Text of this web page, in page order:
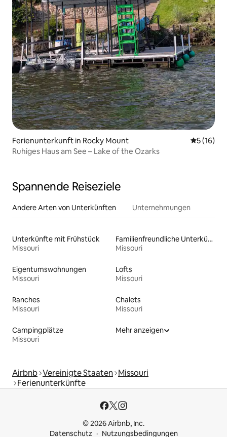
Ferienunterkunft in Rocky Mount
5 (16)
Ruhiges Haus am See – Lake of the Ozarks
Spannende Reiseziele
Andere Arten von Unterkünften Unternehmungen
Unterkünfte mit Frühstück
Missouri
Familienfreundliche Unterkünfte
Missouri
Eigentumswohnungen
Missouri
Lofts
Missouri
Ranches
Missouri
Chalets
Missouri
Campingplätze
Missouri
Mehr anzeigen
Airbnb Vereinigte Staaten Missouri
Ferienunterkünfte
© 2026 Airbnb, Inc.
Datenschutz
Nutzungsbedingungen